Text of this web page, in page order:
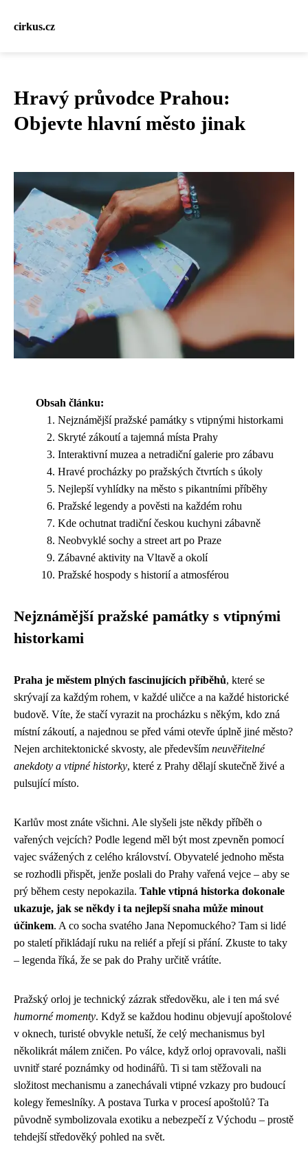
cirkus.cz
Hravý průvodce Prahou:
Objevte hlavní město jinak
Obsah článku:
Nejznámější pražské památky s vtipnými historkami
Skryté zákoutí a tajemná místa Prahy
Interaktivní muzea a netradiční galerie pro zábavu
Hravé procházky po pražských čtvrtích s úkoly
Nejlepší vyhlídky na město s pikantními příběhy
Pražské legendy a pověsti na každém rohu
Kde ochutnat tradiční českou kuchyni zábavně
Neobvyklé sochy a street art po Praze
Zábavné aktivity na Vltavě a okolí
Pražské hospody s historií a atmosférou
Nejznámější pražské památky s vtipnými
historkami
Praha je městem plných fascinujících příběhů, které se
skrývají za každým rohem, v každé uličce a na každé historické
budově. Víte, že stačí vyrazit na procházku s někým, kdo zná
místní zákoutí, a najednou se před vámi otevře úplně jiné město?
Nejen architektonické skvosty, ale především neuvěřitelné
anekdoty a vtipné historky, které z Prahy dělají skutečně živé a
pulsující místo.
Karlův most znáte všichni. Ale slyšeli jste někdy příběh o
vařených vejcích? Podle legend měl být most zpevněn pomocí
vajec svážených z celého království. Obyvatelé jednoho města
se rozhodli přispět, jenže poslali do Prahy vařená vejce – aby se
prý během cesty nepokazila. Tahle vtipná historka dokonale
ukazuje, jak se někdy i ta nejlepší snaha může minout
účinkem. A co socha svatého Jana Nepomuckého? Tam si lidé
po staletí přikládají ruku na reliéf a přejí si přání. Zkuste to taky
– legenda říká, že se pak do Prahy určitě vrátíte.
Pražský orloj je technický zázrak středověku, ale i ten má své
humorné momenty. Když se každou hodinu objevují apoštolové
v oknech, turisté obvykle netuší, že celý mechanismus byl
několikrát málem zničen. Po válce, když orloj opravovali, našli
uvnitř staré poznámky od hodinářů. Ti si tam stěžovali na
složitost mechanismu a zanechávali vtipné vzkazy pro budoucí
kolegy řemeslníky. A postava Turka v procesí apoštolů? Ta
původně symbolizovala exotiku a nebezpečí z Východu – prostě
tehdejší středověký pohled na svět.